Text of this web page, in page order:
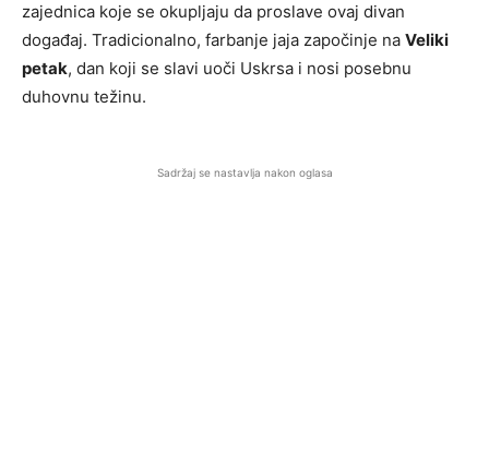
zajednica koje se okupljaju da proslave ovaj divan
događaj. Tradicionalno, farbanje jaja započinje na Veliki
petak, dan koji se slavi uoči Uskrsa i nosi posebnu
duhovnu težinu.
Sadržaj se nastavlja nakon oglasa